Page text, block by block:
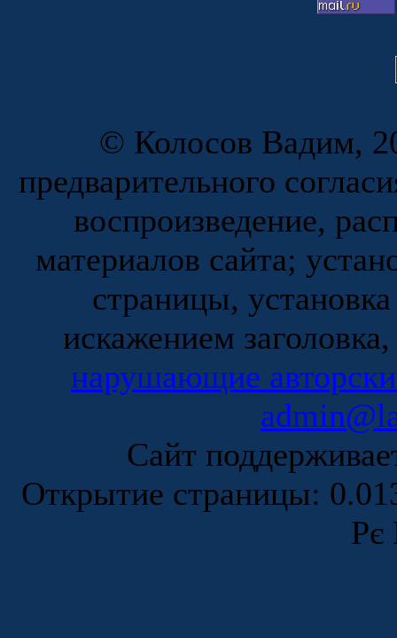
© Колосов Вадим,
предварительного
воспроизведение,
материалов сайта;
страницы,
искажением
нарушающие
Сайт
Открытие страницы:
Рє